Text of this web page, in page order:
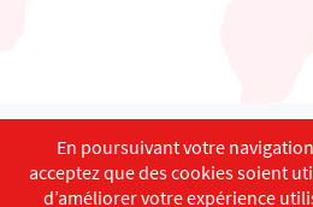
English Français
Copyright ©ISEC-AdW Aspects
En poursuivant votre
acceptez que des cookies soient
d’améliorer votre expérience